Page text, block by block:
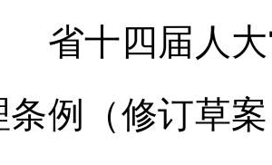
十四届人大
条例（修订草